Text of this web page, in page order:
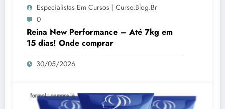
Especialistas Em Cursos | Curso.blog.br
0
Reina New Performance – Até 7kg em
15 dias! Onde comprar
30/05/2026